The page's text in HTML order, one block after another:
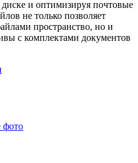
и оптимизируя почтовые
не только позволяет
пространство, но и
с комплектами документов
фото